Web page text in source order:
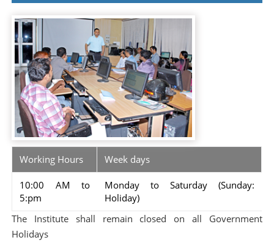
Working Hours Week days
10:00 AM to
5:pm
Monday to Saturday (Sunday:
Holiday)
The Institute shall remain closed on all Government
Holidays